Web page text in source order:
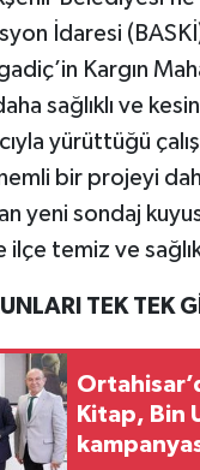
İdaresi
Kargın
sağlıklı ve
yürüttüğü
bir projeyi
yeni sondaj
ilçe temiz ve
TEK TEK
Kitap, Bin Umut”